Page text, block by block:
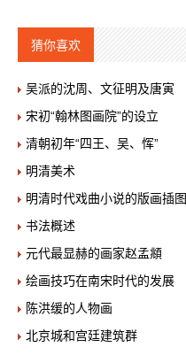
猜你喜欢
吴派的沈周、文征明及唐寅
宋初“翰林图画院”的设立
清朝初年“四王、吴、恽”
明清美术
明清时代戏曲小说的版画插图
书法概述
元代最显赫的画家赵孟頫
绘画技巧在南宋时代的发展
陈洪缓的人物画
北京城和宫廷建筑群